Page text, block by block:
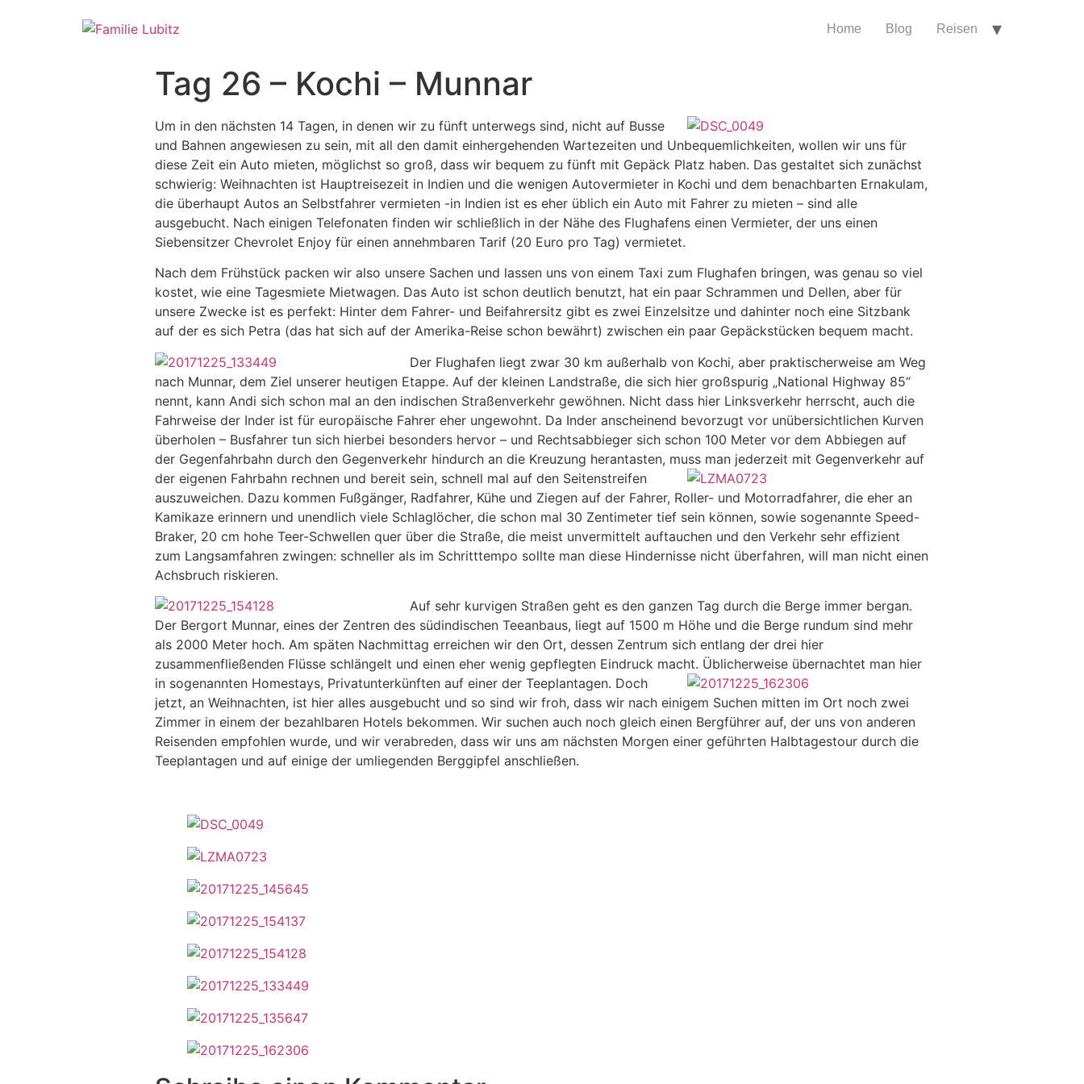
Home Blog Reisen
Tag 26 – Kochi – Munnar
Um in den nächsten 14 Tagen, in denen wir zu fünft unterwegs sind, nicht auf Busse
und Bahnen angewiesen zu sein, mit all den damit einhergehenden Wartezeiten und Unbequemlichkeiten, wollen wir uns für
diese Zeit ein Auto mieten, möglichst so groß, dass wir bequem zu fünft mit Gepäck Platz haben. Das gestaltet sich zunächst
schwierig: Weihnachten ist Hauptreisezeit in Indien und die wenigen Autovermieter in Kochi und dem benachbarten Ernakulam,
die überhaupt Autos an Selbstfahrer vermieten -in Indien ist es eher üblich ein Auto mit Fahrer zu mieten – sind alle
ausgebucht. Nach einigen Telefonaten finden wir schließlich in der Nähe des Flughafens einen Vermieter, der uns einen
Siebensitzer Chevrolet Enjoy für einen annehmbaren Tarif (20 Euro pro Tag) vermietet.
Nach dem Frühstück packen wir also unsere Sachen und lassen uns von einem Taxi zum Flughafen bringen, was genau so viel
kostet, wie eine Tagesmiete Mietwagen. Das Auto ist schon deutlich benutzt, hat ein paar Schrammen und Dellen, aber für
unsere Zwecke ist es perfekt: Hinter dem Fahrer- und Beifahrersitz gibt es zwei Einzelsitze und dahinter noch eine Sitzbank
auf der es sich Petra (das hat sich auf der Amerika-Reise schon bewährt) zwischen ein paar Gepäckstücken bequem macht.
Der Flughafen liegt zwar 30 km außerhalb von Kochi, aber praktischerweise am Weg
nach Munnar, dem Ziel unserer heutigen Etappe. Auf der kleinen Landstraße, die sich hier großspurig „National Highway 85“
nennt, kann Andi sich schon mal an den indischen Straßenverkehr gewöhnen. Nicht dass hier Linksverkehr herrscht, auch die
Fahrweise der Inder ist für europäische Fahrer eher ungewohnt. Da Inder anscheinend bevorzugt vor unübersichtlichen Kurven
überholen – Busfahrer tun sich hierbei besonders hervor – und Rechtsabbieger sich schon 100 Meter vor dem Abbiegen auf
der Gegenfahrbahn durch den Gegenverkehr hindurch an die Kreuzung herantasten, muss man jederzeit mit Gegenverkehr auf
der eigenen Fahrbahn rechnen und bereit sein, schnell mal auf den Seitenstreifen
auszuweichen. Dazu kommen Fußgänger, Radfahrer, Kühe und Ziegen auf der Fahrer, Roller- und Motorradfahrer, die eher an
Kamikaze erinnern und unendlich viele Schlaglöcher, die schon mal 30 Zentimeter tief sein können, sowie sogenannte Speed-
Braker, 20 cm hohe Teer-Schwellen quer über die Straße, die meist unvermittelt auftauchen und den Verkehr sehr effizient
zum Langsamfahren zwingen: schneller als im Schritttempo sollte man diese Hindernisse nicht überfahren, will man nicht einen
Achsbruch riskieren.
Auf sehr kurvigen Straßen geht es den ganzen Tag durch die Berge immer bergan.
Der Bergort Munnar, eines der Zentren des südindischen Teeanbaus, liegt auf 1500 m Höhe und die Berge rundum sind mehr
als 2000 Meter hoch. Am späten Nachmittag erreichen wir den Ort, dessen Zentrum sich entlang der drei hier
zusammenfließenden Flüsse schlängelt und einen eher wenig gepflegten Eindruck macht. Üblicherweise übernachtet man hier
in sogenannten Homestays, Privatunterkünften auf einer der Teeplantagen. Doch
jetzt, an Weihnachten, ist hier alles ausgebucht und so sind wir froh, dass wir nach einigem Suchen mitten im Ort noch zwei
Zimmer in einem der bezahlbaren Hotels bekommen. Wir suchen auch noch gleich einen Bergführer auf, der uns von anderen
Reisenden empfohlen wurde, und wir verabreden, dass wir uns am nächsten Morgen einer geführten Halbtagestour durch die
Teeplantagen und auf einige der umliegenden Berggipfel anschließen.